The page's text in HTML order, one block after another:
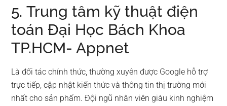
5. Trung tâm kỹ thuật điện
toán Đại Học Bách Khoa
TP.HCM- Appnet
Là đối tác chính thức, thường xuyên được Google hỗ trợ
trực tiếp, cập nhật kiến thức và thông tin thị trường mới
nhất cho sản phẩm. Đội ngũ nhân viên giàu kinh nghiệm